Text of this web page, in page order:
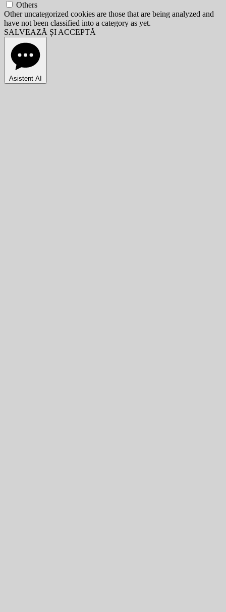
Others
Other uncategorized cookies are those that are being analyzed and
have not been classified into a category as yet.
SALVEAZĂ ȘI ACCEPTĂ
Asistent AI